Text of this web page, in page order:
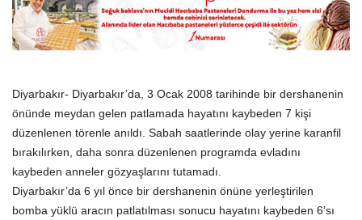
Diyarbakır- Diyarbakır’da, 3 Ocak 2008 tarihinde bir dershanenin
önünde meydan gelen patlamada hayatını kaybeden 7 kişi
düzenlenen törenle anıldı. Sabah saatlerinde olay yerine karanfil
bırakılırken, daha sonra düzenlenen programda evladını
kaybeden anneler gözyaşlarını tutamadı.
Diyarbakır’da 6 yıl önce bir dershanenin önüne yerleştirilen
bomba yüklü aracın patlatılması sonucu hayatını kaybeden 6’sı